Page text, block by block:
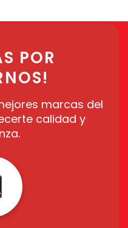
POR
marcas del
calidad y